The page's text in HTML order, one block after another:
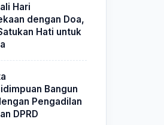
Hari
dengan Doa,
Hati untuk
Bangun
Pengadilan
DPRD